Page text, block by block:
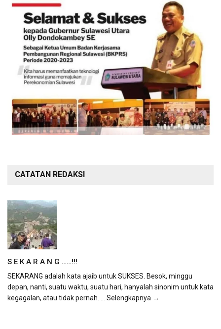
CATATAN REDAKSI
S E K A R A N G ……!!!
SEKARANG adalah kata ajaib untuk SUKSES. Besok, minggu
depan, nanti, suatu waktu, suatu hari, hanyalah sinonim untuk kata
kegagalan, atau tidak pernah. ... Selengkapnya →